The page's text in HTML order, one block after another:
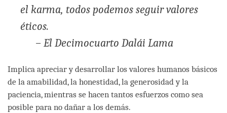
el karma, todos podemos seguir valores
éticos.
– El Decimocuarto Dalái Lama
Implica apreciar y desarrollar los valores humanos básicos
de la amabilidad, la honestidad, la generosidad y la
paciencia, mientras se hacen tantos esfuerzos como sea
posible para no dañar a los demás.